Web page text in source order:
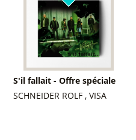
S'il fallait - Offre spéciale
SCHNEIDER ROLF , VISA